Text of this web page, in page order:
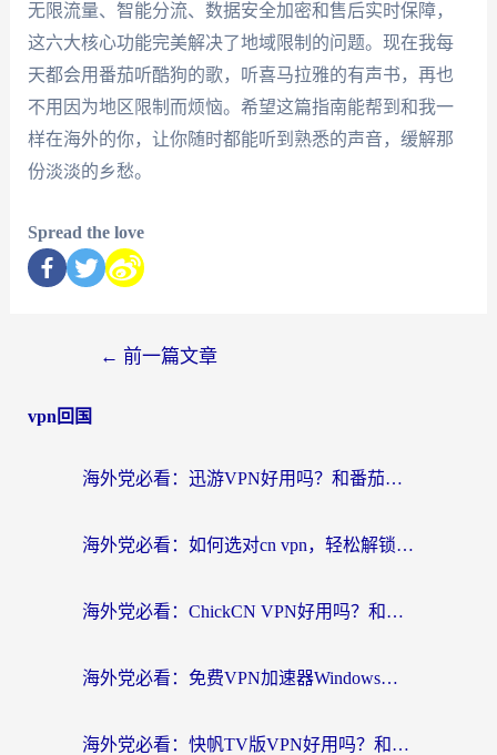
无限流量、智能分流、数据安全加密和售后实时保障，
这六大核心功能完美解决了地域限制的问题。现在我每
天都会用番茄听酷狗的歌，听喜马拉雅的有声书，再也
不用因为地区限制而烦恼。希望这篇指南能帮到和我一
样在海外的你，让你随时都能听到熟悉的声音，缓解那
份淡淡的乡愁。
Spread the love
← 前一篇文章
vpn回国
海外党必看：迅游VPN好用吗？和番茄加速器VPN对比哪个回国效果更好？
海外党必看：如何选对cn vpn，轻松解锁国内影音游戏？
海外党必看：ChickCN VPN好用吗？和星河VPN对比哪个回国效果更好？附真实体验+避坑指南
海外党必看：免费VPN加速器Windows版怎么选？附真实测评与无缝访问国内资源指南
海外党必看：快帆TV版VPN好用吗？和hi龟龟VPN对比哪个回国效果更好？附免费加速器选择指南